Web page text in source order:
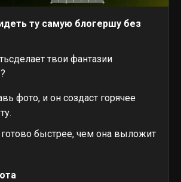
ту самую блогершу без
твои фантазии
фото, и он создаст горячее
быстрее, чем она выложит